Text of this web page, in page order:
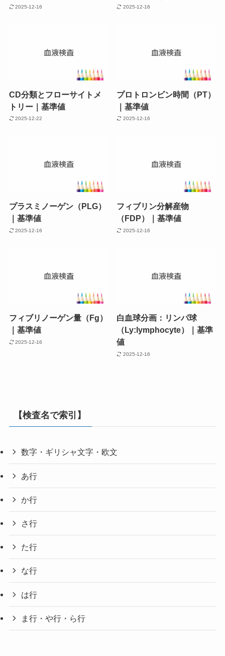
2025-12-16 2025-12-16
CD分類とフローサイトメ
トリー｜基準値
2025-12-22
プロトロンビン時間（PT）
｜基準値
2025-12-16
プラスミノーゲン（PLG）
｜基準値
2025-12-16
フィブリン分解産物
（FDP）｜基準値
2025-12-16
フィブリノーゲン量（Fg）
｜基準値
2025-12-16
白血球分画：リンパ球
（Ly:lymphocyte）｜基準
値
2025-12-16
【検査名で索引】
数字・ギリシャ文字・欧文
あ行
か行
さ行
た行
な行
は行
ま行・や行・ら行